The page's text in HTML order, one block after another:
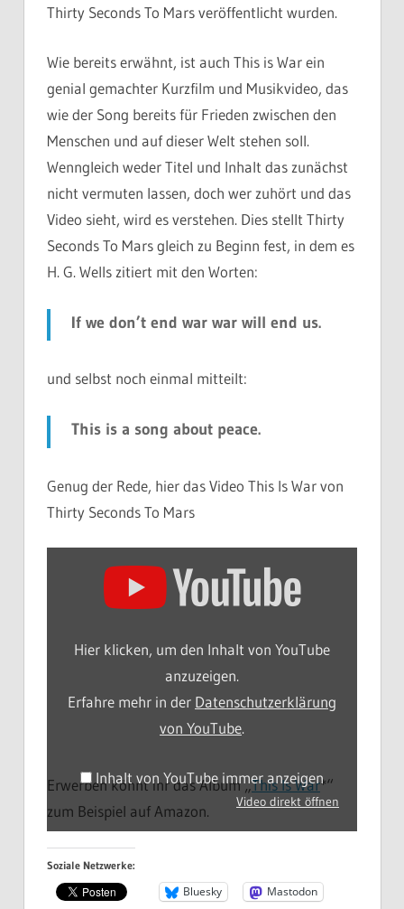
Thirty Seconds To Mars veröffentlicht wurden.
Wie bereits erwähnt, ist auch This is War ein
genial gemachter Kurzfilm und Musikvideo, das
wie der Song bereits für Frieden zwischen den
Menschen und auf dieser Welt stehen soll.
Wenngleich weder Titel und Inhalt das zunächst
nicht vermuten lassen, doch wer zuhört und das
Video sieht, wird es verstehen. Dies stellt Thirty
Seconds To Mars gleich zu Beginn fest, in dem es
H. G. Wells zitiert mit den Worten:
If we don’t end war war will end us.
und selbst noch einmal mitteilt:
This is a song about peace.
Genug der Rede, hier das Video This Is War von
Thirty Seconds To Mars
von
YouTube
Hier klicken, um den Inhalt von YouTube
anzuzeigen.
Erfahre mehr in der Datenschutzerklärung
von YouTube.
Inhalt von YouTube immer anzeigen
Video direkt öffnen
Erwerben könnt ihr das Album „This Is War*“
zum Beispiel auf Amazon.
Soziale Netzwerke:
Bluesky Mastodon